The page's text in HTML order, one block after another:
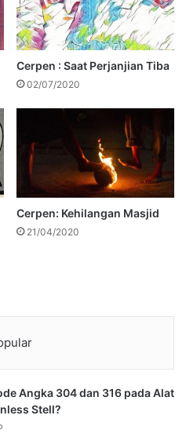
Cerpen : Saat Perjanjian Tiba
02/07/2020
Cerpen: Kehilangan Masjid
21/04/2020
Angka 304 dan 316 pada Alat
Stell?